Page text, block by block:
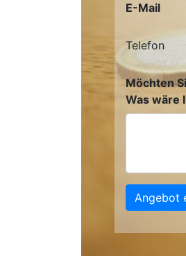
E-Mail
Telefon
Möchten
Was wäre
Angebot